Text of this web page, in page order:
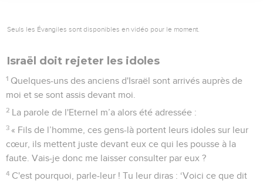
Seuls les Évangiles sont disponibles en vidéo pour le moment.
Israël doit rejeter les idoles
1 Quelques-uns des anciens d'Israël sont arrivés auprès de
moi et se sont assis devant moi.
2 La parole de l'Eternel m’a alors été adressée :
3 « Fils de l’homme, ces gens-là portent leurs idoles sur leur
cœur, ils mettent juste devant eux ce qui les pousse à la
faute. Vais-je donc me laisser consulter par eux ?
4 C'est pourquoi, parle-leur ! Tu leur diras : ‘Voici ce que dit